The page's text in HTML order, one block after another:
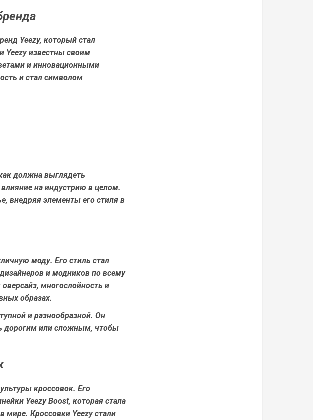
Yeezy, который стал
известны своим
и инновационными
и стал символом
должна выглядеть
на индустрию в целом.
внедряя элементы его стиля в
моду. Его стиль стал
и модников по всему
многослойность и
образах.
и разнообразной. Он
дорогим или сложным, чтобы
кроссовок. Его
Yeezy Boost, которая стала
мире. Кроссовки Yeezy стали